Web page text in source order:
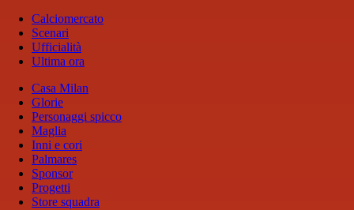
Calciomercato
Scenari
Ufficialità
Ultima ora
Casa Milan
Glorie
Personaggi spicco
Maglia
Inni e cori
Palmares
Sponsor
Progetti
Store squadra